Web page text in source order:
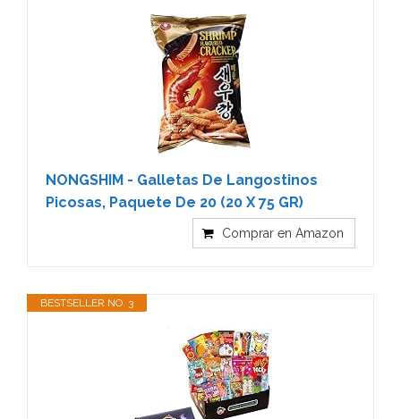
NONGSHIM - Galletas De Langostinos
Picosas, Paquete De 20 (20 X 75 GR)
Comprar en Amazon
BESTSELLER NO. 3